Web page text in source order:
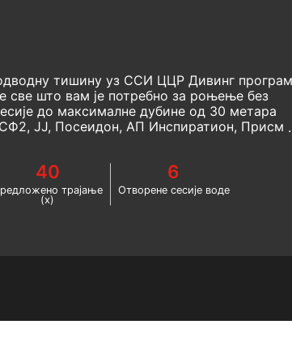
тишину уз ССИ ЦЦР Дивинг
све што вам је потребно за роњење без
до максималне дубине од 30 метара
ЈЈ, Посеидон, АП Инспиратион, Присм
40
трајање
(х)
6
Отворене сесије воде